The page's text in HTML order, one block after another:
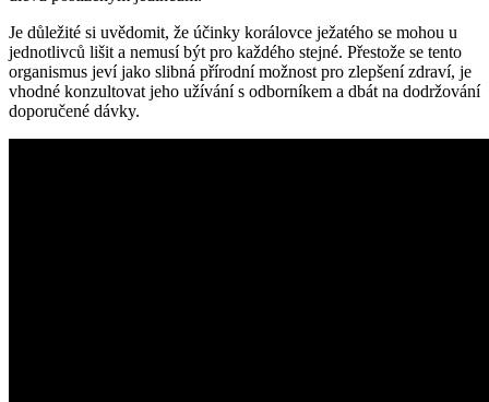
Je důležité si uvědomit, že účinky korálovce ježatého se mohou u
jednotlivců lišit a nemusí být pro každého stejné. Přestože se tento
organismus jeví jako slibná přírodní možnost pro zlepšení zdraví, je
vhodné konzultovat jeho užívání s odborníkem a dbát na dodržování
doporučené dávky.